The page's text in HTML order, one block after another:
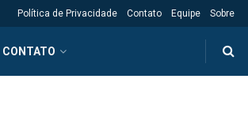
Política de Privacidade Contato Equipe Sobre
CONTATO